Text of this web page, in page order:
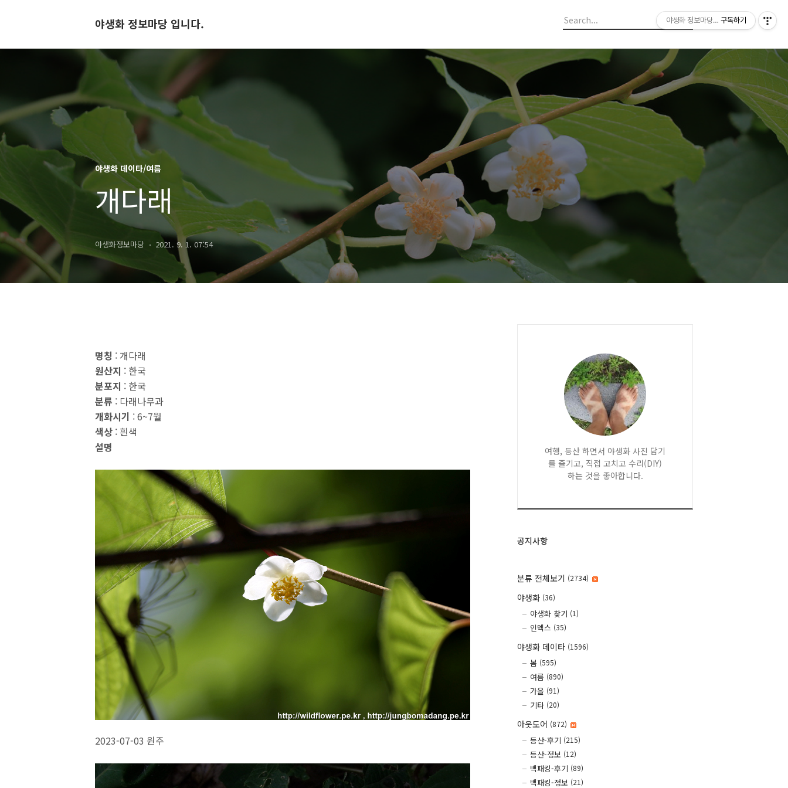
야생화 정보마당 입니다.
야생화 데이타/여름
개다래
야생화정보마당 2021. 9. 1. 07:54
명칭 : 개다래
원산지 : 한국
분포지 : 한국
분류 : 다래나무과
개화시기 : 6~7월
색상 : 흰색
설명
2023-07-03 원주
여행, 등산 하면서 야생화 사진 담기
를 즐기고, 직접 고치고 수리(DIY)
하는 것을 좋아합니다.
공지사항
분류 전체보기 (2734)
야생화 (36)
야생화 찾기 (1)
인덱스 (35)
야생화 데이타 (1596)
봄 (595)
여름 (890)
가을 (91)
기타 (20)
아웃도어 (872)
등산-후기 (215)
등산-정보 (12)
백패킹-후기 (89)
백패킹-정보 (21)
야생화 정보마당 입니다.
구독하기